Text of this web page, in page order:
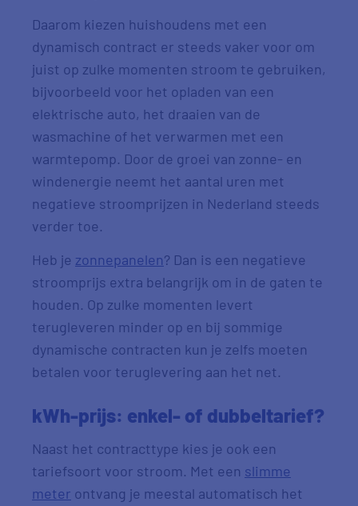
Daarom kiezen huishoudens met een
dynamisch contract er steeds vaker voor om
juist op zulke momenten stroom te gebruiken,
bijvoorbeeld voor het opladen van een
elektrische auto, het draaien van de
wasmachine of het verwarmen met een
warmtepomp. Door de groei van zonne- en
windenergie neemt het aantal uren met
negatieve stroomprijzen in Nederland steeds
verder toe.
Heb je zonnepanelen? Dan is een negatieve
stroomprijs extra belangrijk om in de gaten te
houden. Op zulke momenten levert
terugleveren minder op en bij sommige
dynamische contracten kun je zelfs moeten
betalen voor teruglevering aan het net.
kWh-prijs: enkel- of dubbeltarief?
Naast het contracttype kies je ook een
tariefsoort voor stroom. Met een slimme
meter ontvang je meestal automatisch het